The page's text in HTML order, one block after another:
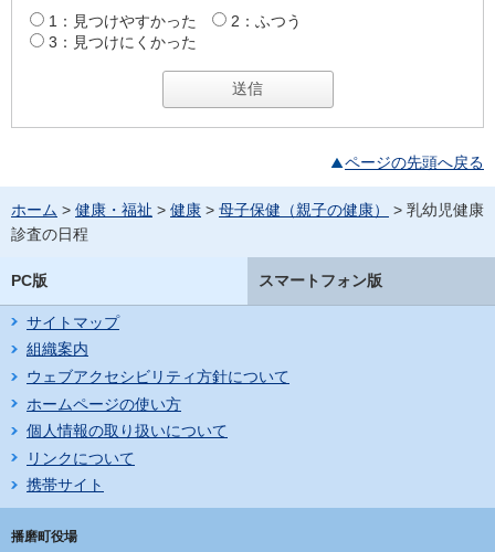
1：見つけやすかった
2：ふつう
3：見つけにくかった
ページの先頭へ戻る
ホーム > 健康・福祉 > 健康 > 母子保健（親子の健康）
> 乳幼児健康
診査の日程
PC版 スマートフォン版
サイトマップ
組織案内
ウェブアクセシビリティ方針について
ホームページの使い方
個人情報の取り扱いについて
リンクについて
携帯サイト
播磨町役場